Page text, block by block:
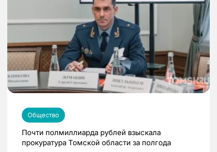
Общество
Почти полмиллиарда рублей взыскала
прокуратура Томской области за полгода